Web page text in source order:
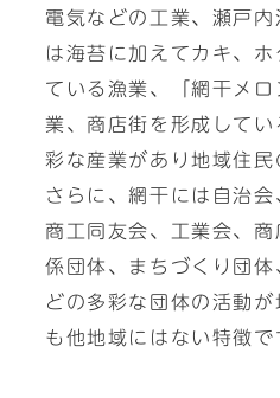
電気などの工業、瀬戸
は海苔に加えてカキ、
ている漁業、「網干メ
業、商店街を形成して
彩な産業があり地域住民
さらに、網干には自治会
商工同友会、工業会、
係団体、まちづくり団
どの多彩な団体の活動
も他地域にはない特徴で